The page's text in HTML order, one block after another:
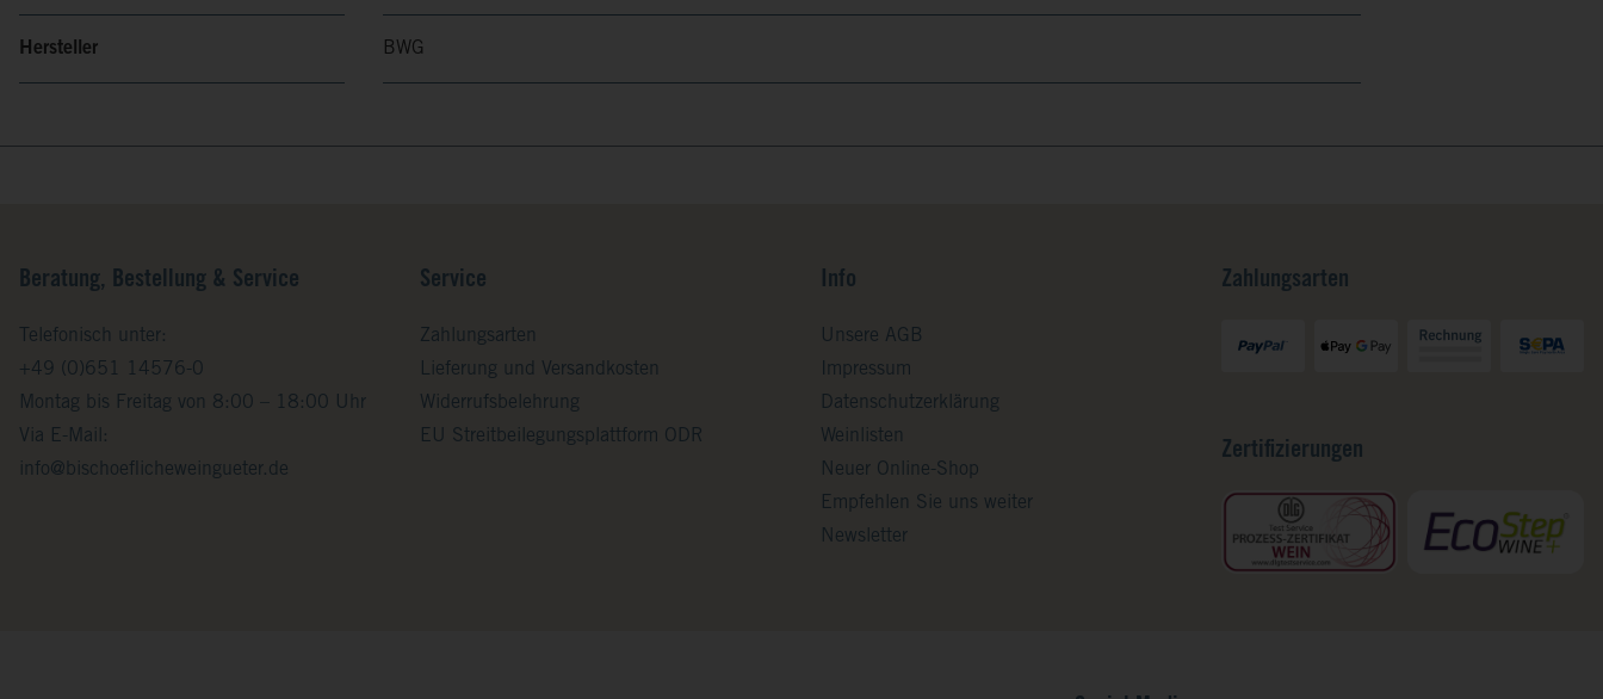
Hersteller BWG
Beratung, Bestellung & Service
Telefonisch unter:
+49 (0)651 14576-0
Montag bis Freitag von 8:00 – 18:00 Uhr
Via E-Mail:
info@bischoeflicheweingueter.de
Service
Zahlungsarten
Lieferung und Versandkosten
Widerrufsbelehrung
EU Streitbeilegungsplattform ODR
Info
Unsere AGB
Impressum
Datenschutzerklärung
Weinlisten
Neuer Online-Shop
Empfehlen Sie uns weiter
Newsletter
Zahlungsarten
Zertifizierungen